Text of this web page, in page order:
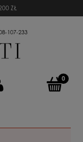
ZŁ
107-233